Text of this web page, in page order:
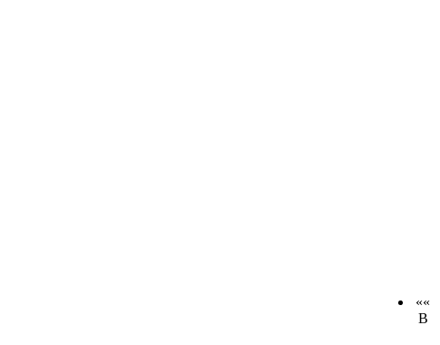
««
В